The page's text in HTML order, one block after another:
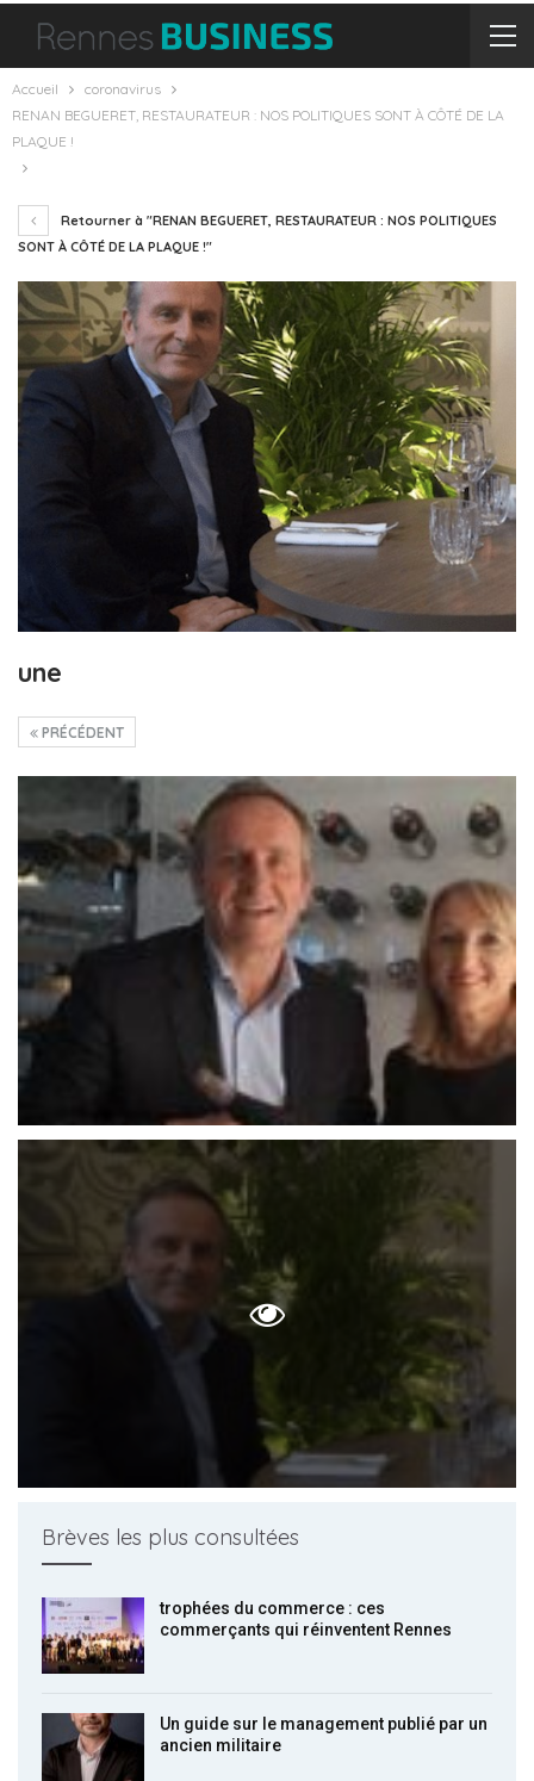
Accueil
coronavirus
RENAN BEGUERET, RESTAURATEUR : NOS POLITIQUES SONT À CÔTÉ DE LA
PLAQUE !
Retourner à "RENAN BEGUERET, RESTAURATEUR : NOS POLITIQUES
SONT À CÔTÉ DE LA PLAQUE !"
une
PRÉCÉDENT
Brèves les plus consultées
trophées du commerce : ces
commerçants qui réinventent Rennes
Un guide sur le management publié par un
ancien militaire